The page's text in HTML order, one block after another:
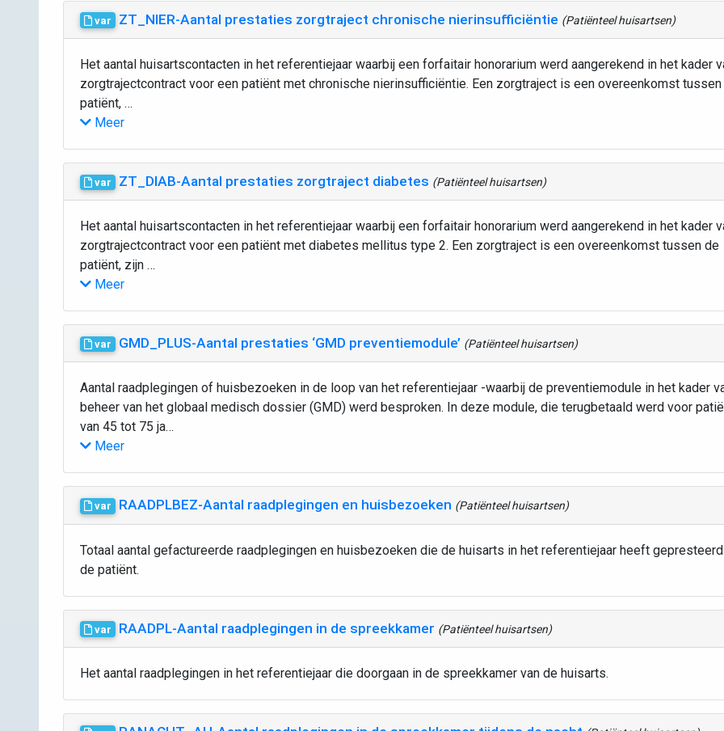
var ZT_NIER-Aantal prestaties zorgtraject chronische nierinsufficiëntie (Patiënteel huisartsen)
Het aantal huisartscontacten in het referentiejaar waarbij een forfaitair honorarium werd aangerekend in het kader
zorgtrajectcontract voor een patiënt met chronische nierinsufficiëntie. Een zorgtraject is een overeenkomst
patiënt, …
Meer
var ZT_DIAB-Aantal prestaties zorgtraject diabetes (Patiënteel huisartsen)
Het aantal huisartscontacten in het referentiejaar waarbij een forfaitair honorarium werd aangerekend in het kader
zorgtrajectcontract voor een patiënt met diabetes mellitus type 2. Een zorgtraject is een overeenkomst tussen de
patiënt, zijn …
Meer
var GMD_PLUS-Aantal prestaties ‘GMD preventiemodule’ (Patiënteel huisartsen)
Aantal raadplegingen of huisbezoeken in de loop van het referentiejaar -waarbij de preventiemodule in het kader
beheer van het globaal medisch dossier (GMD) werd besproken. In deze module, die terugbetaald werd voor
van 45 tot 75 ja…
Meer
var RAADPLBEZ-Aantal raadplegingen en huisbezoeken (Patiënteel huisartsen)
Totaal aantal gefactureerde raadplegingen en huisbezoeken die de huisarts in het referentiejaar heeft
de patiënt.
var RAADPL-Aantal raadplegingen in de spreekkamer (Patiënteel huisartsen)
Het aantal raadplegingen in het referentiejaar die doorgaan in de spreekkamer van de huisarts.